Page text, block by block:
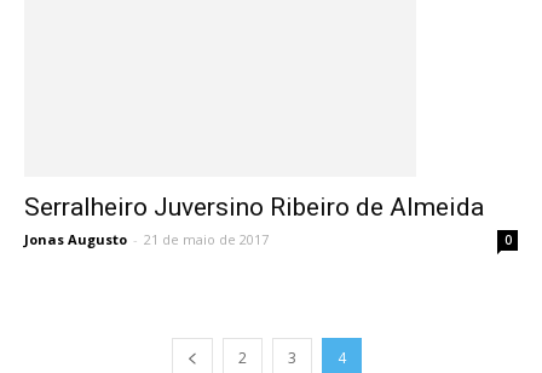
Serralheiro Juversino Ribeiro de Almeida
Jonas Augusto - 21 de maio de 2017 0
2 3 4